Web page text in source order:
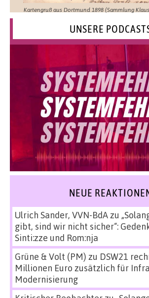
Kartengruß aus Dortmund 1898 (Sammlung
UNSERE
NEUE
Ulrich Sander, VVN-BdAzu
gibt, sind wir nicht sicher“:
Sinti:zze und Rom:nja
Grüne & Volt (PM) zu DSW21
Millionen Euro zusätzlich für
Modernisierung